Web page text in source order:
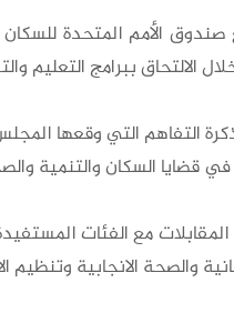
الأمم المتحدة
الالتحاق ببرامج التعليم
التفاهم التي وقعها
قضايا السكان والتنمية
مع الفئات
والصحة الانجابية